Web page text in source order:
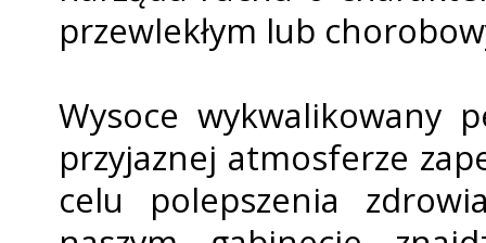
przewlekłym lub
Wysoce wykwalifikowany
przyjaznej atmosferze
celu polepszenia